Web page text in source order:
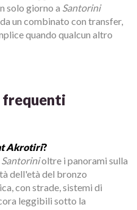
solo giorno a Santorini
un combinato con transfer,
quando qualcun altro
frequenti
Akrotiri?
Santorinioltre i panorami sulla
dell'età del bronzo
con strade, sistemi di
leggibili sotto la